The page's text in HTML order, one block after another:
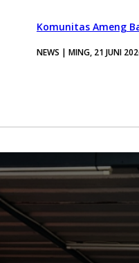
Komunitas Ameng
NEWS | MING, 21 JUNI